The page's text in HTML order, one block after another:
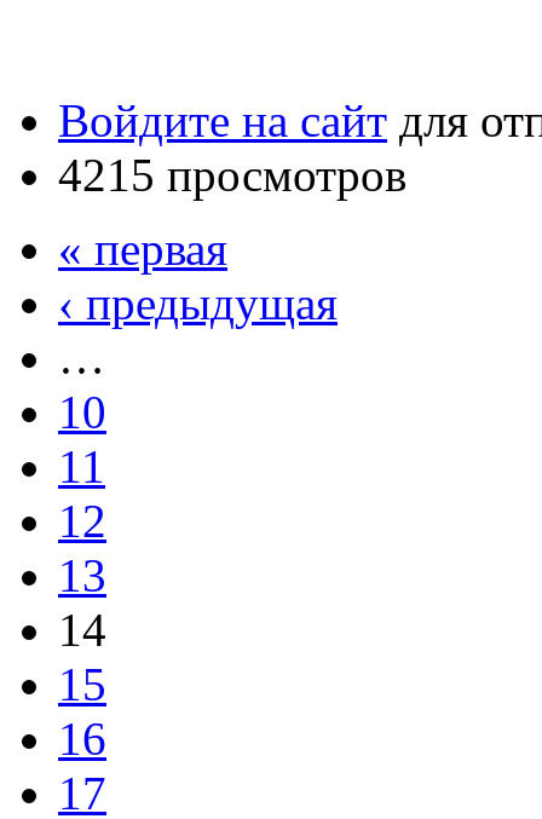
Войдите на сайт для
4215 просмотров
« первая
‹ предыдущая
…
10
11
12
13
14
15
16
17